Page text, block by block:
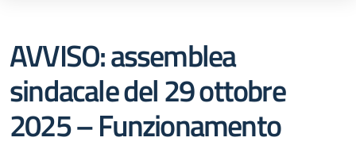
AVVISO: assemblea
sindacale del 29 ottobre
2025 – Funzionamento